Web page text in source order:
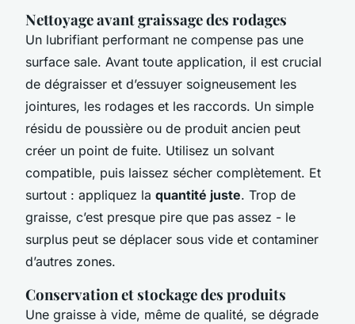
Nettoyage avant graissage des rodages
Un lubrifiant performant ne compense pas une
surface sale. Avant toute application, il est crucial
de dégraisser et d’essuyer soigneusement les
jointures, les rodages et les raccords. Un simple
résidu de poussière ou de produit ancien peut
créer un point de fuite. Utilisez un solvant
compatible, puis laissez sécher complètement. Et
surtout : appliquez la quantité juste. Trop de
graisse, c’est presque pire que pas assez - le
surplus peut se déplacer sous vide et contaminer
d’autres zones.
Conservation et stockage des produits
Une graisse à vide, même de qualité, se dégrade